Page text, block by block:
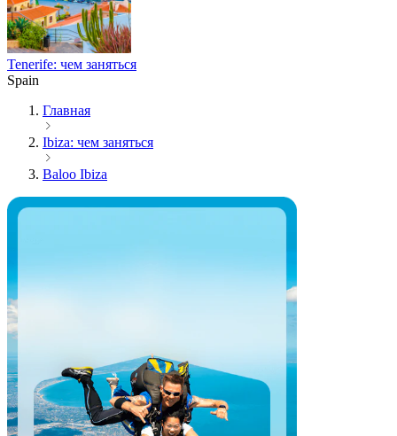
Tenerife: чем заняться
Spain
Главная
Ibiza: чем заняться
Baloo Ibiza